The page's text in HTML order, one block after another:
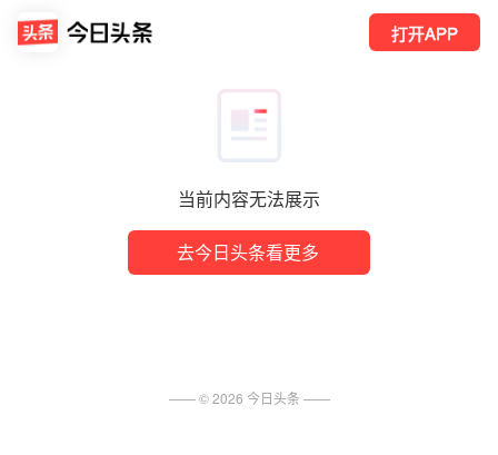
当前内容无法展示
去今日头条看更多
打开APP
—— ©2026 今日头条 ——